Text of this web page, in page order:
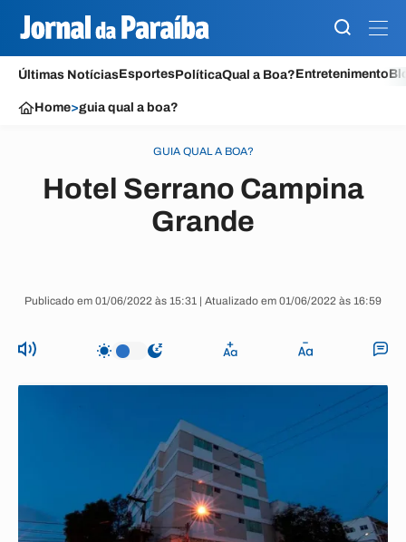
Últimas NotíciasEsportesPolíticaQual a Boa?Entretenimento
Home>guia qual a boa?
GUIA QUAL A BOA?
Hotel Serrano Campina
Grande
Publicado em 01/06/2022 às 15:31 | Atualizado em 01/06/2022 às 16:59